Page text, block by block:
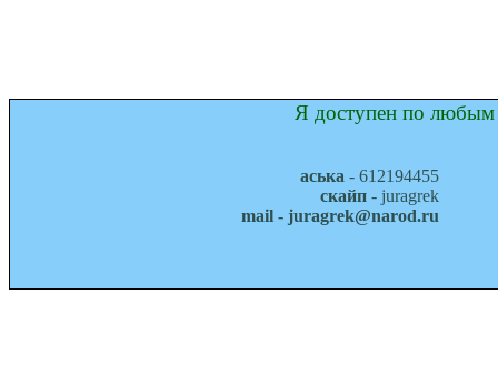
Я доступен по любым
аська - 612194455
скайп - juragrek
mail - juragrek@narod.ru